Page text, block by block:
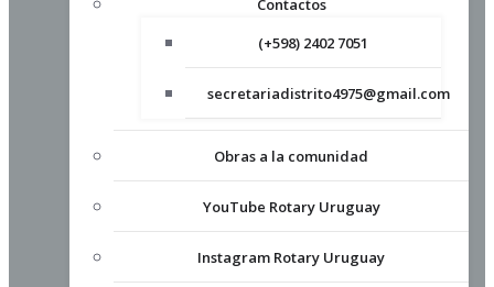
Contactos
(+598) 2402 7051
secretariadistrito4975@gmail.com
Obras a la comunidad
YouTube Rotary Uruguay
Instagram Rotary Uruguay